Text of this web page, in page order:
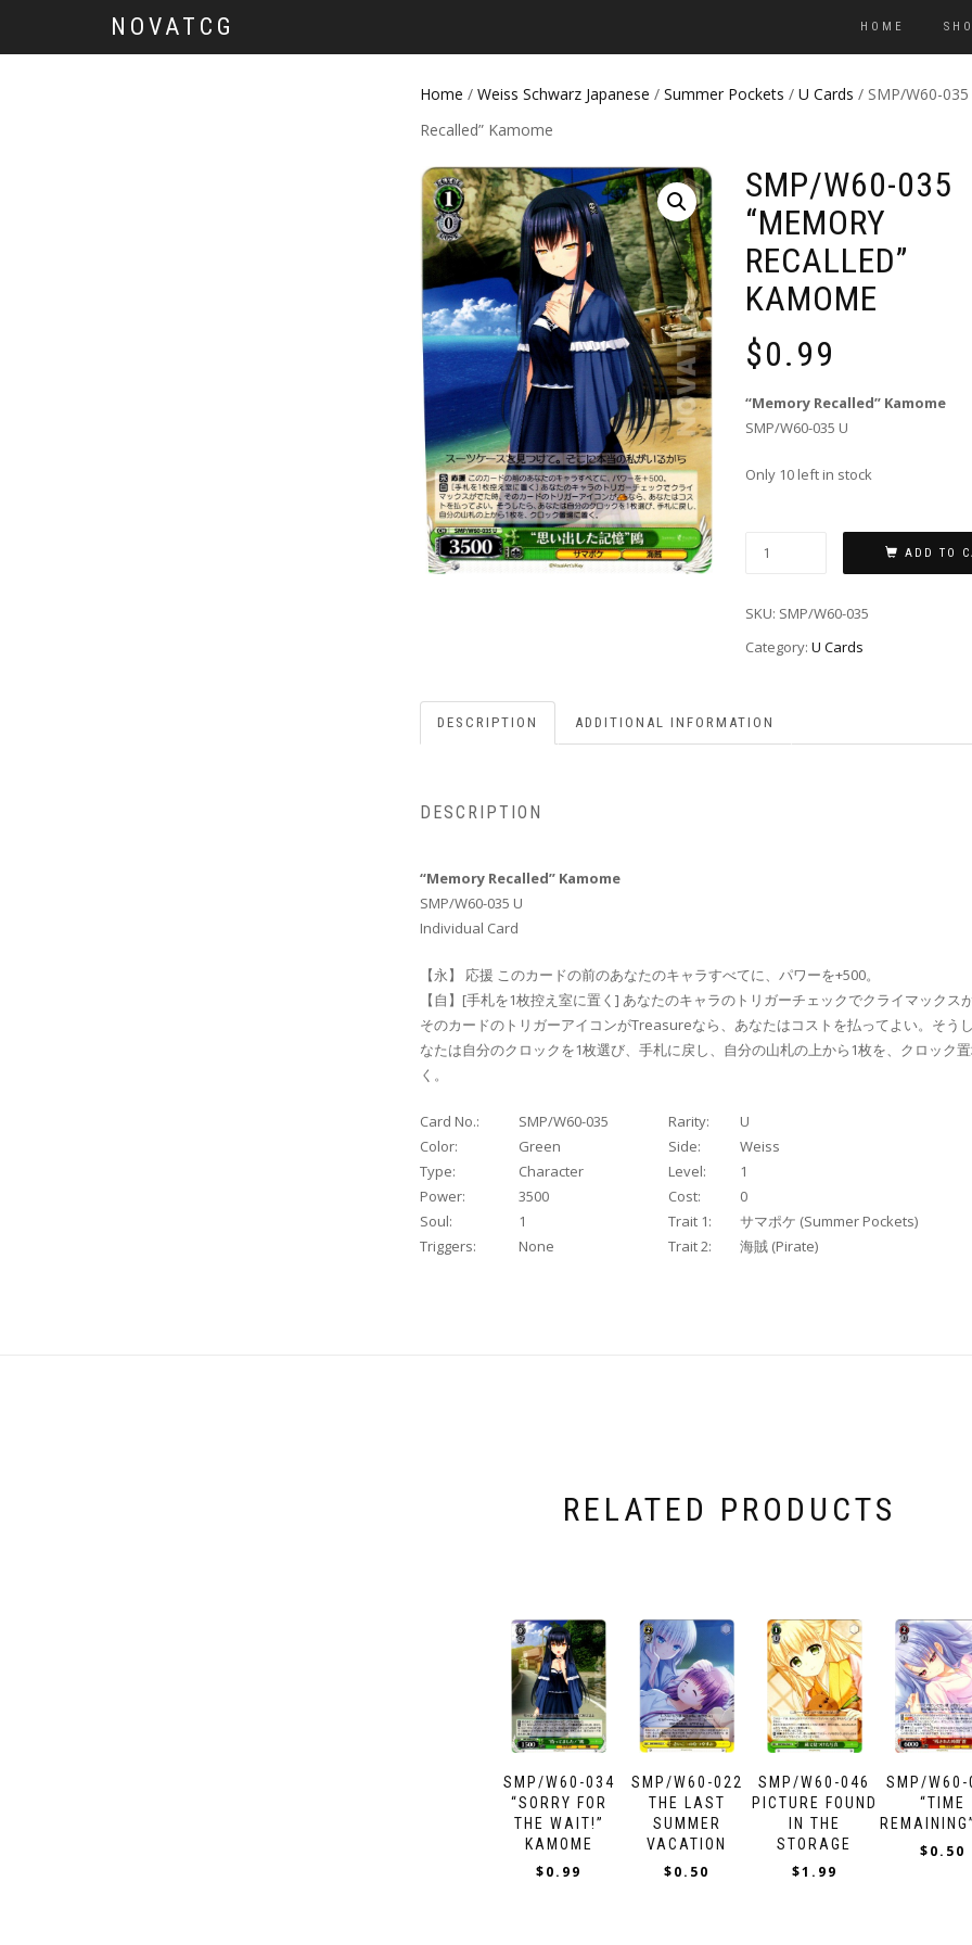
NOVATCG HOME
Home / Weiss Schwarz Japanese / Summer Pockets / U Cards / SMP/W60-
Recalled” Kamome
SMP/W60-035
“MEMORY
RECALLED”
KAMOME
$0.99
“Memory Recalled” Kamome
SMP/W60-035 U
Only 10 left in stock
ADD TO
SKU: SMP/W60-035
Category: U Cards
DESCRIPTION ADDITIONAL INFORMATION
DESCRIPTION
“Memory Recalled” Kamome
SMP/W60-035 U
Individual Card
【永】 応援 このカードの前のあなたのキャラすべてに、パワーを+500。
【自】[手札を1枚控え室に置く] あなたのキャラのトリガーチェックでクライマックス
そのカードのトリガーアイコンがTreasureなら、あなたはコストを払ってよい。そう
なたは自分のクロックを1枚選び、手札に戻し、自分の山札の上から1枚を、クロック
く。
Card No.: SMP/W60-035 Rarity:
U
Color:
Green Side:
Weiss
Type:
Character Level:
1
Power:
3500 Cost:
0
Soul:
1 Trait 1:
サマポケ (Summer Pockets)
Triggers:
None Trait 2: 海賊 (Pirate)
RELATED PRODUCTS
SMP/W60-034
“SORRY FOR
THE WAIT!”
KAMOME
$0.99
SMP/W60-022
THE LAST
SUMMER
VACATION
$0.50
SMP/W60-046
PICTURE FOUND
IN THE
STORAGE
$1.99
SMP/
“TIME
$0.50